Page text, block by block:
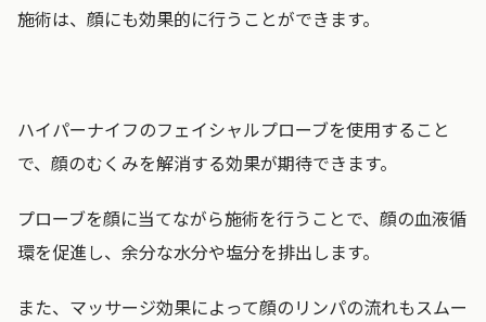
施術は、顔にも効果的に行うことができます。
ハイパーナイフのフェイシャルプローブを使用すること
で、顔のむくみを解消する効果が期待できます。
プローブを顔に当てながら施術を行うことで、顔の血液循
環を促進し、余分な水分や塩分を排出します。
また、マッサージ効果によって顔のリンパの流れもスムー